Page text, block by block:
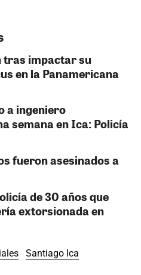
tras impactar su
en la Panamericana
a ingeniero
semana en Ica: Policía
fueron asesinados a
de 30 años que
extorsionada en
Santiago Ica